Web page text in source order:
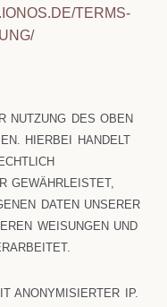
TERMS-
NUTZUNG DES OBEN
HIERBEI HANDELT
GEWÄHRLEISTET,
DATEN UNSERER
WEISUNGEN UND
ANONYMISIERTER IP.